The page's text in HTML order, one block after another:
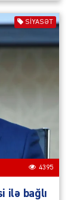
SIYASƏT
4395
ilə bağlı